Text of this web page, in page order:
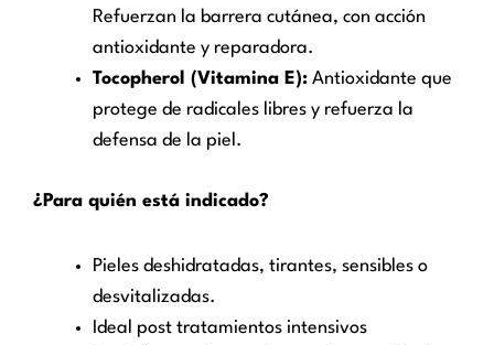
Refuerzan la barrera cutánea, con acción
antioxidante y reparadora.
Tocopherol (Vitamina E): Antioxidante que
protege de radicales libres y refuerza la
defensa de la piel.
¿Para quién está indicado?
Pieles deshidratadas, tirantes, sensibles o
desvitalizadas.
Ideal post tratamientos intensivos